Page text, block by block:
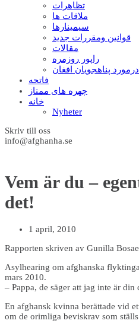
تظاهرات
ملاقات ها
سيمينارها
قوانين ومقررات جديد
مقالات
راپور روزمره
درمورد پناهجويان افغان
فاتحه
چهره های ممتاز
خانه
Nyheter
Skriv till oss
info@afghanha.se
Vem är du –
det!
1 april, 2010
Rapporten skriven av Gunilla
Asylhearing om afghanska
mars 2010.
– Pappa, de säger att jag inte är din
En afghansk kvinna berättade vid
om de orimliga beviskrav som